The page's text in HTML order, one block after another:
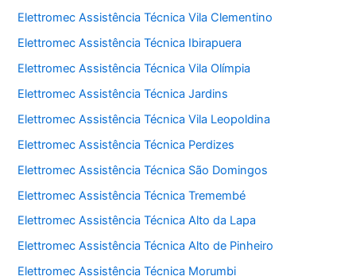
Elettromec Assistência Técnica Vila Clementino
Elettromec Assistência Técnica Ibirapuera
Elettromec Assistência Técnica Vila Olímpia
Elettromec Assistência Técnica Jardins
Elettromec Assistência Técnica Vila Leopoldina
Elettromec Assistência Técnica Perdizes
Elettromec Assistência Técnica São Domingos
Elettromec Assistência Técnica Tremembé
Elettromec Assistência Técnica Alto da Lapa
Elettromec Assistência Técnica Alto de Pinheiro
Elettromec Assistência Técnica Morumbi